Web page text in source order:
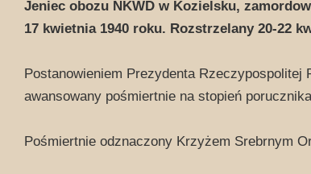
Jeniec obozu NKWD w Kozielsku,
17 kwietnia 1940 roku. Rozstrzelany 20-22
Postanowieniem Prezydenta
awansowany pośmiertnie na stopień
Pośmiertnie odznaczony Krzyżem Srebrnym